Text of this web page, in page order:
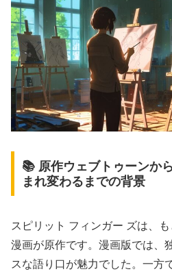
📚 原作ウェブトゥーンか
まれ変わるまでの背景
スピリット フィンガー ズは、
漫画が原作です。漫画版では、
スな語り口が魅力でした。一方